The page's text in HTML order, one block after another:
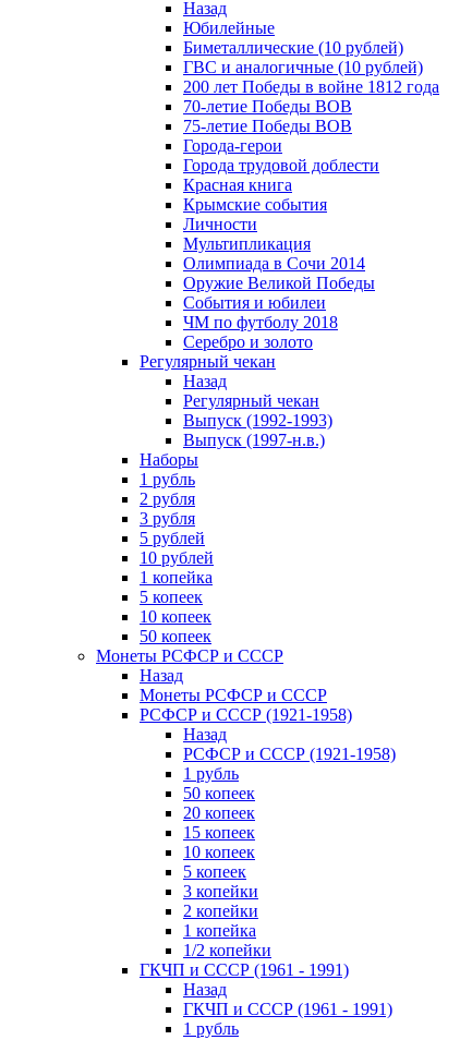
Назад
Юбилейные
Биметаллические (10 рублей)
ГВС и аналогичные (10 рублей)
200 лет Победы в войне 1812 года
70-летие Победы ВОВ
75-летие Победы ВОВ
Города-герои
Города трудовой доблести
Красная книга
Крымские события
Личности
Мультипликация
Олимпиада в Сочи 2014
Оружие Великой Победы
События и юбилеи
ЧМ по футболу 2018
Серебро и золото
Регулярный чекан
Назад
Регулярный чекан
Выпуск (1992-1993)
Выпуск (1997-н.в.)
Наборы
1 рубль
2 рубля
3 рубля
5 рублей
10 рублей
1 копейка
5 копеек
10 копеек
50 копеек
Монеты РСФСР и СССР
Назад
Монеты РСФСР и СССР
РСФСР и СССР (1921-1958)
Назад
РСФСР и СССР (1921-1958)
1 рубль
50 копеек
20 копеек
15 копеек
10 копеек
5 копеек
3 копейки
2 копейки
1 копейка
1/2 копейки
ГКЧП и СССР (1961 - 1991)
Назад
ГКЧП и СССР (1961 - 1991)
1 рубль